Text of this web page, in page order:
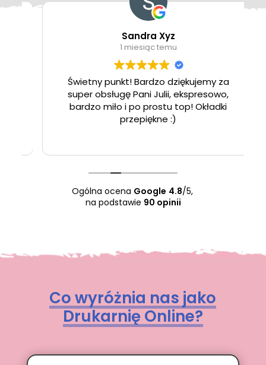
Sandra Xyz
1 miesiąc temu
Świetny punkt! Bardzo dziękujemy za
super obsługę Pani Julii, ekspresowo,
bardzo miło i po prostu top! Okładki
przepiękne :)
Ogólna ocena Google 4.8/5,
na podstawie 90 opinii
Co wyróżnia nas jako
Drukarnię Online?